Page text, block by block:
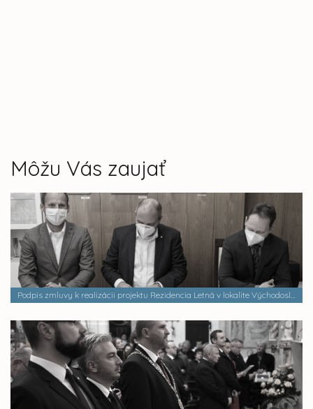
Môžu Vás zaujať
Podpis zmluvy k realizácii projektu Rezidencia Letná v lokalite Východoslovenských tlačiarní - CTR Letná s.r.o.